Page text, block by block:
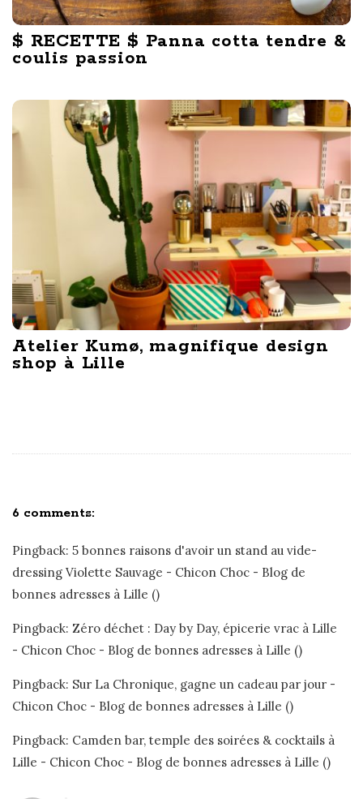
$ RECETTE $ Panna cotta tendre &
coulis passion
Atelier Kumø, magnifique design
shop à Lille
6 comments:
T
e
t
&
a
d
o
r
Pingback: 5 bonnes raisons d'avoir un stand au vide-
dressing Violette Sauvage - Chicon Choc - Blog de
bonnes adresses à Lille ()
Pingback: Zéro déchet : Day by Day, épicerie vrac à Lille
- Chicon Choc - Blog de bonnes adresses à Lille ()
Pingback: Sur La Chronique, gagne un cadeau par jour -
Chicon Choc - Blog de bonnes adresses à Lille ()
Pingback: Camden bar, temple des soirées & cocktails à
Lille - Chicon Choc - Blog de bonnes adresses à Lille ()